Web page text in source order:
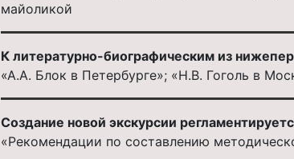
майоликой
К литературно-биографическим из
«А.А. Блок в Петербурге»; «Н.В. Гоголь в
Создание новой экскурсии
«Рекомендации по составлению